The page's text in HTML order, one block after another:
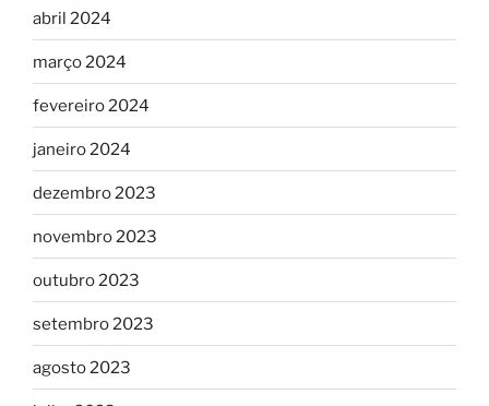
abril 2024
março 2024
fevereiro 2024
janeiro 2024
dezembro 2023
novembro 2023
outubro 2023
setembro 2023
agosto 2023